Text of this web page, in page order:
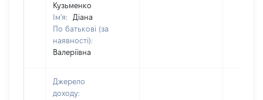
Кузьменко
Ім'я:
Діана
По батькові (за
наявності):
Валеріївна
Джерело
доходу: